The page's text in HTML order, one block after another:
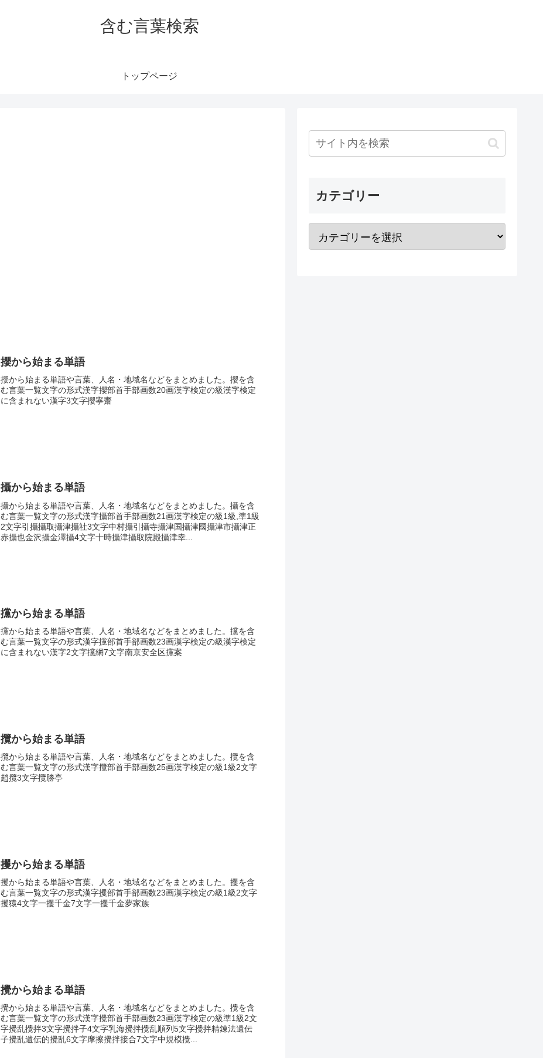
含む言葉検索
トップページ
攖から始まる単語
攖から始まる単語や言葉、人名・地域名などをまとめました。攖を含
む言葉一覧文字の形式漢字攖部首手部画数20画漢字検定の級漢字検定
に含まれない漢字3文字攖寧齋
攝から始まる単語
攝から始まる単語や言葉、人名・地域名などをまとめました。攝を含
む言葉一覧文字の形式漢字攝部首手部画数21画漢字検定の級1級,準1級
2文字引攝攝取攝津攝社3文字中村攝引攝寺攝津国攝津國攝津市攝津正
赤攝也金沢攝金澤攝4文字十時攝津攝取院殿攝津幸...
攩から始まる単語
攩から始まる単語や言葉、人名・地域名などをまとめました。攩を含
む言葉一覧文字の形式漢字攩部首手部画数23画漢字検定の級漢字検定
に含まれない漢字2文字攩網7文字南京安全区攩案
攬から始まる単語
攬から始まる単語や言葉、人名・地域名などをまとめました。攬を含
む言葉一覧文字の形式漢字攬部首手部画数25画漢字検定の級1級2文字
趙攬3文字攬勝亭
攫から始まる単語
攫から始まる単語や言葉、人名・地域名などをまとめました。攫を含
む言葉一覧文字の形式漢字攫部首手部画数23画漢字検定の級1級2文字
攫猿4文字一攫千金7文字一攫千金夢家族
攪から始まる単語
攪から始まる単語や言葉、人名・地域名などをまとめました。攪を含
む言葉一覧文字の形式漢字攪部首手部画数23画漢字検定の級準1級2文
字攪乱攪拌3文字攪拌子4文字乳海攪拌攪乱順列5文字攪拌精錬法遺伝
子攪乱遺伝的攪乱6文字摩擦攪拌接合7文字中規模攪...
カテゴリー